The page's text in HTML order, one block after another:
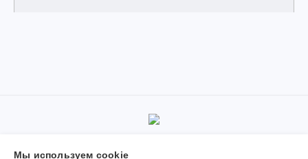
© 2019-2026, Муниципальное автономное учреждение
Мы используем сookie